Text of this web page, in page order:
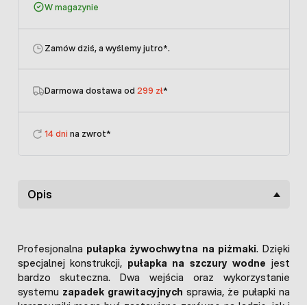
W magazynie
Zamów dziś, a wyślemy jutro*.
Darmowa dostawa od 299 zł*
14 dni na zwrot*
Opis
Profesjonalna pułapka żywochwytna na piżmaki. Dzięki
specjalnej konstrukcji, pułapka na szczury wodne jest
bardzo skuteczna. Dwa wejścia oraz wykorzystanie
systemu zapadek grawitacyjnych sprawia, że pułapki na